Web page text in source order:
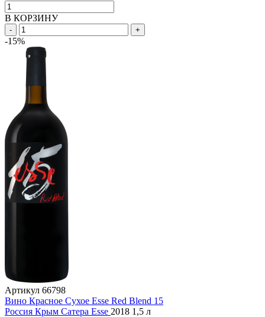
В КОРЗИНУ
- +
-15%
Артикул 66798
Вино Красное Сухое Esse Red Blend 15
Россия Крым Сатера Esse 2018 1,5 л